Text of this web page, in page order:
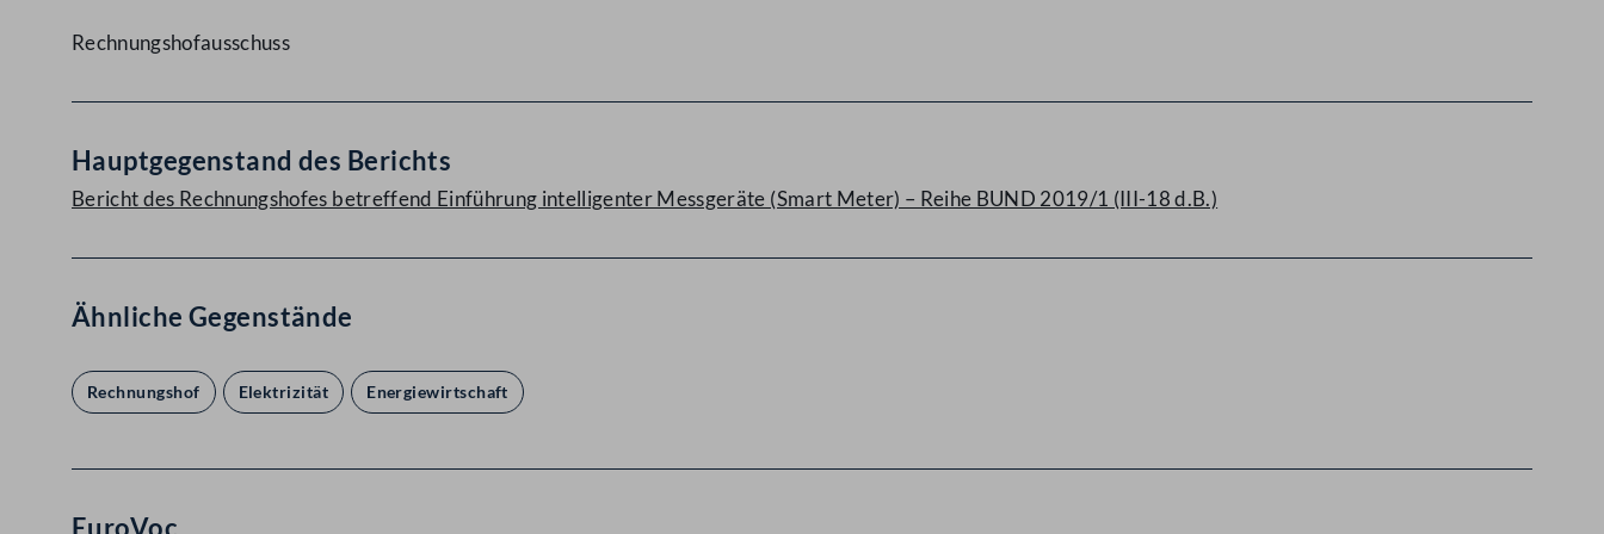
Rechnungshofausschuss
Hauptgegenstand des Berichts
Bericht des Rechnungshofes betreffend Einführung intelligenter Messgeräte (Smart Meter) – Reihe BUND 2019/1 (III-18 d.B.)
Ähnliche Gegenstände
Rechnungshof Elektrizität Energiewirtschaft
EuroVoc